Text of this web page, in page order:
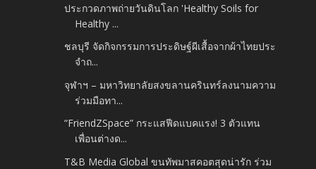
ประกวดภาพถ่ายวันดินโลก 'Healthy Soils for
Healthy ...
ชลบุรี จัดกิจกรรมการประดิษฐ์ผีเสื้อจากผ้าไทยประ
จำถ...
จุฬาฯ – มหาวิทยาลัยสงขลานครินทร์ลงนามความ
ร่วมมือทา...
“FriendZSpace” กระแสฟีดแบคแรง! 3 ตัวแทน
เพื่อนต่างด...
T&B Media Global ขนทัพมาสคอตสุดน่ารัก ร่วม